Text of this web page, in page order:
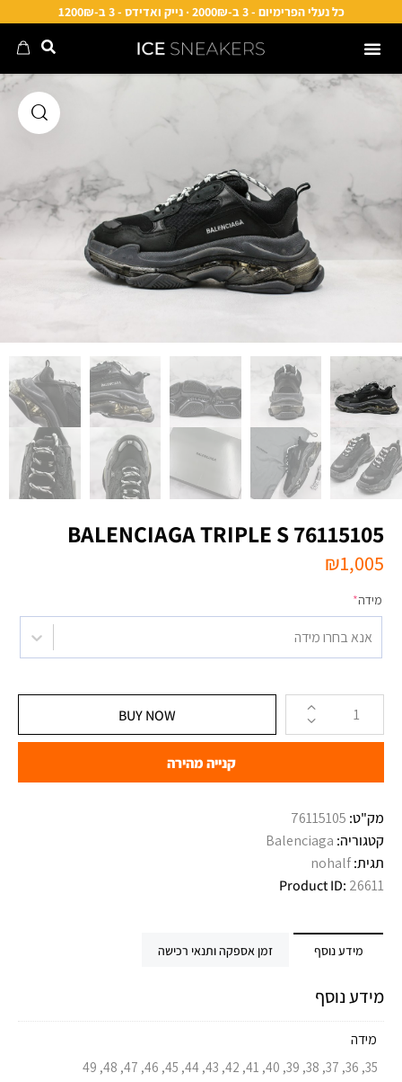
כל נעלי הפרימיום - 3 ב-2000₪ · נייק ואדידס - 3 ב-1200₪
BALENCIAGA TRIPLE S 76115105
₪1,005
מידה*
אנא בחרו מידה
BUY NOW
קנייה מהירה
מק"ט: 76115105
קטגוריה: Balenciaga
תגית:nohalf
Product ID: 26611
מידע נוסף זמן אספקה ותנאי רכישה
מידע נוסף
מידה
35, 36, 37, 38, 39, 40, 41, 42, 43, 44, 45, 46, 47, 48, 49